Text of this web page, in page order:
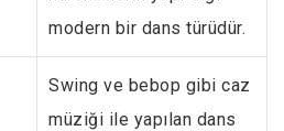
modern bir dans türüdür.
Swing ve bebop gibi caz
müziği ile yapılan dans